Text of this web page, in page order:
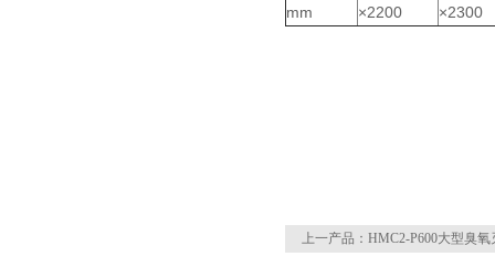
mm
×2200
×2300
上一产品： HMC2-P600大型臭氧